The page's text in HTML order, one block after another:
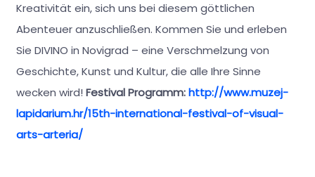
Kreativität ein, sich uns bei diesem göttlichen
Abenteuer anzuschließen. Kommen Sie und erleben
Sie DIVINO in Novigrad – eine Verschmelzung von
Geschichte, Kunst und Kultur, die alle Ihre Sinne
wecken wird! Festival Programm:http://www.muzej-
lapidarium.hr/15th-international-festival-of-visual-
arts-arteria/